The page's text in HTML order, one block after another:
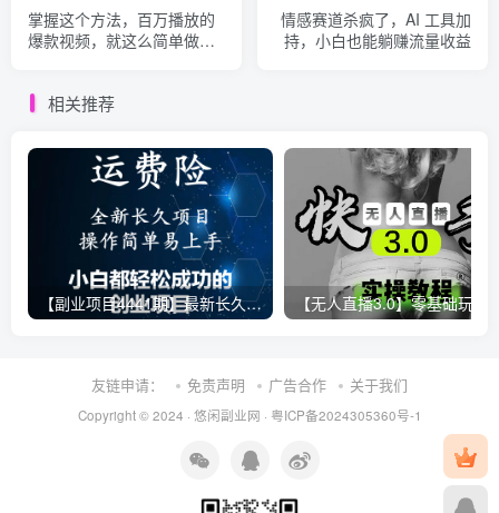
掌握这个方法，百万播放的
爆款视频，就这么简单做好
情感赛道杀疯了，AI 工具加
持，小白也能躺赚流量收益
相关推荐
【副业项目4441期】最新长久稳定暴利项目，运费险全新玩法，日赚1000（包含详细教程，全程指导）
友链申请： 免责声明 广告合作 关于我们
Copyright © 2024 · 悠闲副业网 · 粤ICP备2024305360号-1